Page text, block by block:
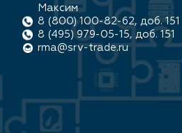
Максим
8 (800) 100-82-62, доб. 151
8 (495) 979-05-15, доб. 151
rma@srv-trade.ru